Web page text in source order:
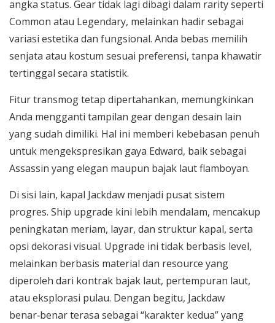
angka status. Gear tidak lagi dibagi dalam rarity seperti
Common atau Legendary, melainkan hadir sebagai
variasi estetika dan fungsional. Anda bebas memilih
senjata atau kostum sesuai preferensi, tanpa khawatir
tertinggal secara statistik.
Fitur transmog tetap dipertahankan, memungkinkan
Anda mengganti tampilan gear dengan desain lain
yang sudah dimiliki. Hal ini memberi kebebasan penuh
untuk mengekspresikan gaya Edward, baik sebagai
Assassin yang elegan maupun bajak laut flamboyan.
Di sisi lain, kapal Jackdaw menjadi pusat sistem
progres. Ship upgrade kini lebih mendalam, mencakup
peningkatan meriam, layar, dan struktur kapal, serta
opsi dekorasi visual. Upgrade ini tidak berbasis level,
melainkan berbasis material dan resource yang
diperoleh dari kontrak bajak laut, pertempuran laut,
atau eksplorasi pulau. Dengan begitu, Jackdaw
benar‑benar terasa sebagai “karakter kedua” yang